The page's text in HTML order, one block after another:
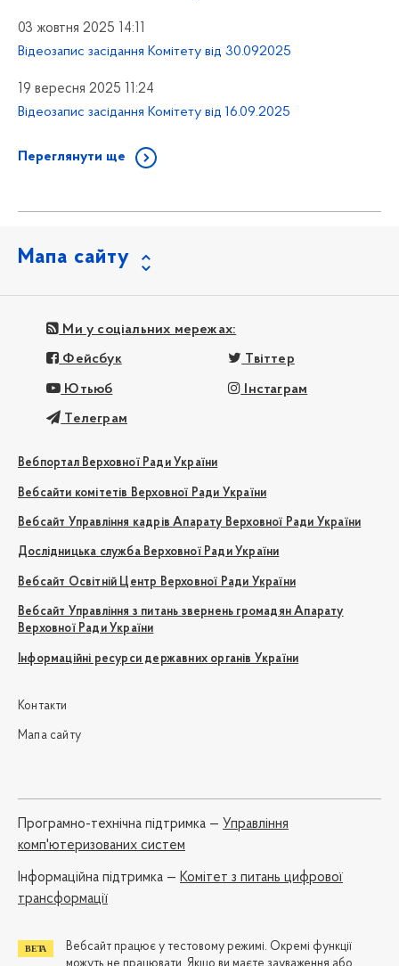
03 жовтня 2025 14:11
Відеозапис засідання Комітету від 30.092025
19 вересня 2025 11:24
Відеозапис засідання Комітету від 16.09.2025
Переглянути ще
Мапа сайту
Ми у соціальних мережах:
Фейсбук Твіттер
Ютьюб Інстаграм
Телеграм
Вебпортал Верховної Ради України
Вебсайти комітетів Верховної Ради України
Вебсайт Управління кадрів Апарату Верховної Ради України
Дослідницька служба Верховної Ради України
Вебсайт Освітній Центр Верховної Ради України
Вебсайт Управління з питань звернень громадян Апарату
Верховної Ради України
Інформаційні ресурси державних органів України
Контакти
Мапа сайту
Програмно-технічна підтримка — Управління
комп'ютеризованих систем
Iнформаційна підтримка — Комітет з питань цифрової
трансформації
Вебсайт працює у тестовому режимі. Окремі функції